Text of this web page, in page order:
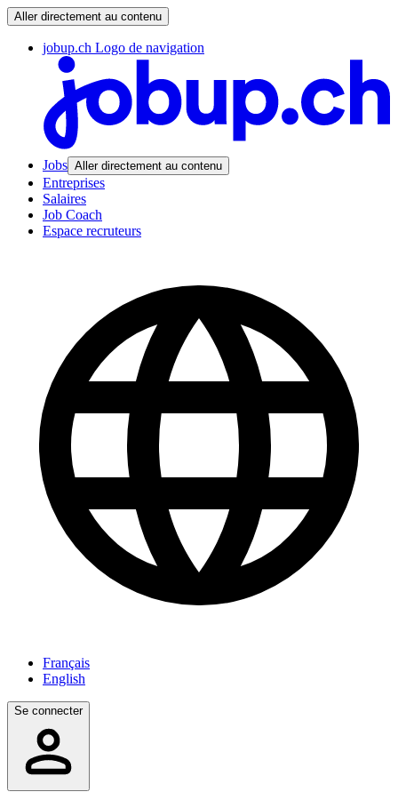
Aller directement au contenu
jobup.ch Logo de navigation
Jobs Aller directement au contenu
Entreprises
Salaires
Job Coach
Espace recruteurs
Français
English
Se connecter